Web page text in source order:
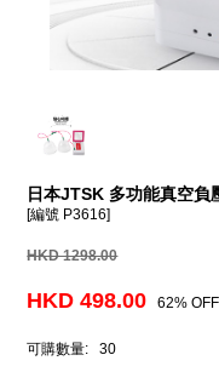
日本JTSK 多功能真空負
[編號 P3616]
HKD 1298.00
HKD 498.00 62% OFF
可購數量: 30